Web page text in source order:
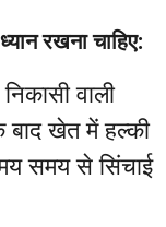
रखना चाहिए:
वाली
बाद खेत में हल्की
समय से सिंचाई